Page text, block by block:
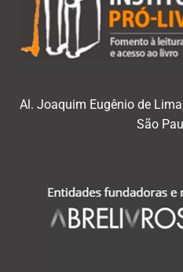
Al. Joaquim Eugênio de
São